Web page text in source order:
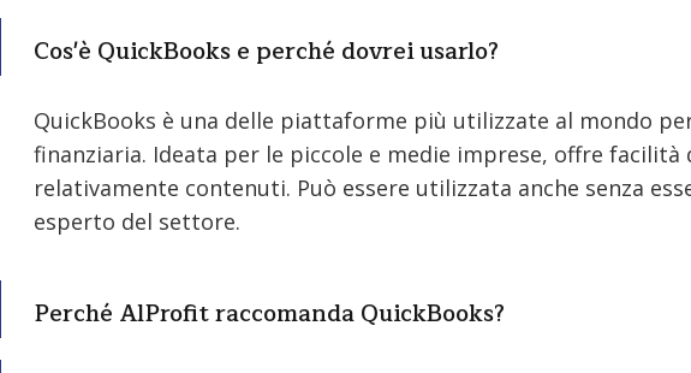
Cos'è QuickBooks e perché dovrei usarlo?
QuickBooks è una delle piattaforme più utilizzate al mondo
finanziaria. Ideata per le piccole e medie imprese, offre
relativamente contenuti. Può essere utilizzata anche senza
esperto del settore.
Perché AlProfit raccomanda QuickBooks?